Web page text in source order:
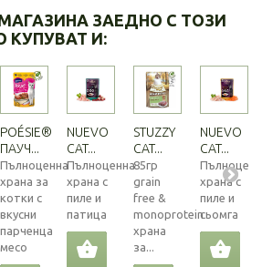
ЗАЕДНО С ТОЗИ
КУПУВАТ И:
POÉSIE®
ПАУЧ...
Пълноценна
храна за
котки с
вкусни
парченца
месо
NUEVO
CAT...
Пълноценна
храна с
пиле и
патица
STUZZY
CAT...
85гр
grain
free &
monoprotein
храна
за...
NUEVO
CAT...
храна с
пиле и
сьомга